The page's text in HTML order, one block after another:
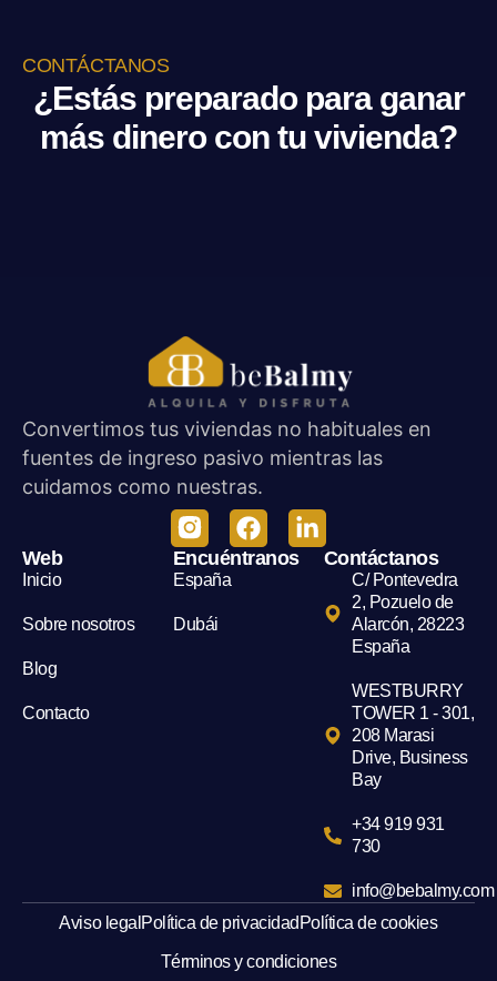
CONTÁCTANOS
¿Estás preparado para ganar
más dinero con tu vivienda?
Convertimos tus viviendas no habituales en
fuentes de ingreso pasivo mientras las
cuidamos como nuestras.
Web
Inicio
Sobre nosotros
Blog
Contacto
Encuéntranos
España
Dubái
Contáctanos
C/ Pontevedra
2, Pozuelo de
Alarcón, 28223
España
WESTBURRY
TOWER 1 - 301,
208 Marasi
Drive, Business
Bay
+34 919 931
730
info@bebalmy.com
Aviso legal Política de privacidad Política de cookies
Términos y condiciones